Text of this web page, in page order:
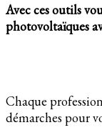
Avec ces outils
photovoltaïques
Chaque
démarches pour